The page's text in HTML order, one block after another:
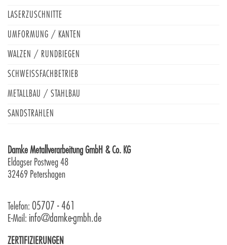
LASERZUSCHNITTE
UMFORMUNG / KANTEN
WALZEN / RUNDBIEGEN
SCHWEISSFACHBETRIEB
METALLBAU / STAHLBAU
SANDSTRAHLEN
Damke Metallverarbeitung GmbH & Co. KG
Eldagser Postweg 48
32469 Petershagen
Telefon: 05707 - 461
E-Mail: info@damke-gmbh.de
ZERTIFIZIERUNGEN